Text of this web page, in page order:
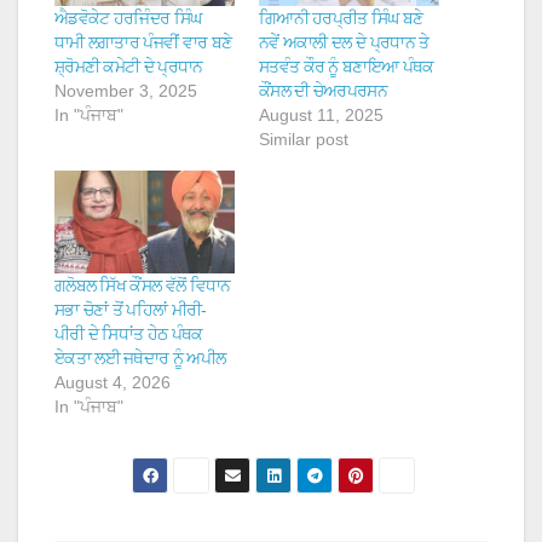
ਐਡਵੋਕੇਟ ਹਰਜਿੰਦਰ ਸਿੰਘ
ਧਾਮੀ ਲਗਾਤਾਰ ਪੰਜਵੀਂ ਵਾਰ ਬਣੇ
ਸ਼੍ਰੋਮਣੀ ਕਮੇਟੀ ਦੇ ਪ੍ਰਧਾਨ
November 3, 2025
In "ਪੰਜਾਬ"
ਗਿਆਨੀ ਹਰਪ੍ਰੀਤ ਸਿੰਘ ਬਣੇ
ਨਵੇਂ ਅਕਾਲੀ ਦਲ ਦੇ ਪ੍ਰਧਾਨ ਤੇ
ਸਤਵੰਤ ਕੌਰ ਨੂੰ ਬਣਾਇਆ ਪੰਥਕ
ਕੌਂਸਲ ਦੀ ਚੇਅਰਪਰਸਨ
August 11, 2025
Similar post
ਗਲੋਬਲ ਸਿੱਖ ਕੌਂਸਲ ਵੱਲੋਂ ਵਿਧਾਨ
ਸਭਾ ਚੋਣਾਂ ਤੋਂ ਪਹਿਲਾਂ ਮੀਰੀ-
ਪੀਰੀ ਦੇ ਸਿਧਾਂਤ ਹੇਠ ਪੰਥਕ
ਏਕਤਾ ਲਈ ਜਥੇਦਾਰ ਨੂੰ ਅਪੀਲ
August 4, 2026
In "ਪੰਜਾਬ"